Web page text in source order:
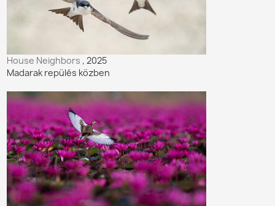
House Neighbors, 2025
Madarak repülés közben